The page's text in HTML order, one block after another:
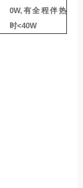
0W,有全程伴热
时<40W